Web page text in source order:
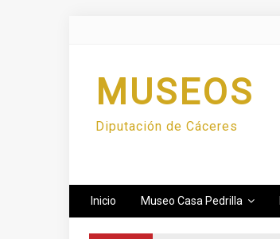
MUSEOS
Diputación de Cáceres
Inicio Museo Casa Pedrilla